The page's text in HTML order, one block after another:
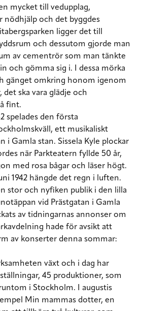
mycket till vedupplag,
nödhjälp och det byggdes
ligger det till
och dessutom gjorde man
av cementrör som man tänkte
och gömma sig i. I dessa mörka
gänget omkring honom igenom
det ska vara glädje och
fint.
spelades den första
ett musikaliskt
i Gamla stan. Sissela Kyle plockar
när Parkteatern fyllde 50 år,
med rosa bågar och läser högt.
1942 hängde det regn i luften.
stor och nyfiken publik i den lilla
vid Prästgatan i Gamla
av tidningarnas annonser om
hade för avsikt att
av konserter denna sommar:
växt och i dag har
45 produktioner, som
i Stockholm. I augustis
Min mammas dotter, en